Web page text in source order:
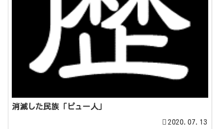
消滅した民族「ピュー人」
2020.07.13